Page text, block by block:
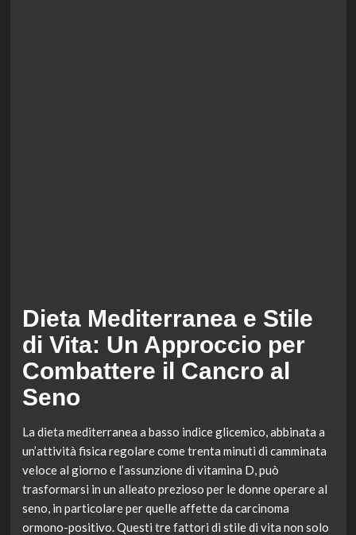
Dieta Mediterranea e Stile
di Vita: Un Approccio per
Combattere il Cancro al
Seno
La dieta mediterranea a basso indice glicemico, abbinata a
un’attività fisica regolare come trenta minuti di camminata
veloce al giorno e l’assunzione di vitamina D, può
trasformarsi in un alleato prezioso per le donne operare al
seno, in particolare per quelle affette da carcinoma
ormono-positivo. Questi tre fattori di stile di vita non solo